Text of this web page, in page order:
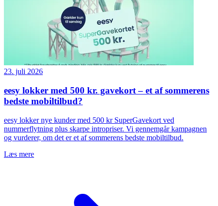
23. juli 2026
eesy lokker med 500 kr. gavekort – et af sommerens
bedste mobiltilbud?
eesy lokker nye kunder med 500 kr SuperGavekort ved
nummerflytning plus skarpe intropriser. Vi gennemgår kampagnen
og vurderer, om det er et af sommerens bedste mobiltilbud.
Læs mere